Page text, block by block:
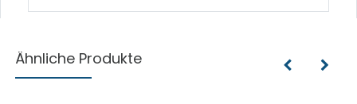
Ähnliche Produkte